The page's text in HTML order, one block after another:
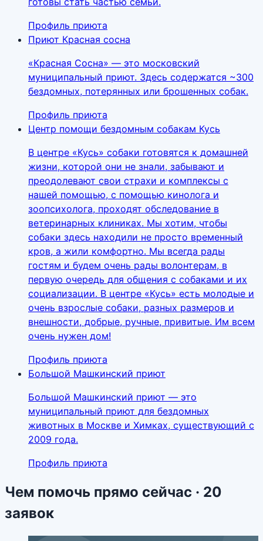
Профиль приюта
Приют Красная сосна
«Красная Сосна» — это московский
муниципальный приют. Здесь содержатся ~300
бездомных, потерянных или брошенных собак.
Профиль приюта
Центр помощи бездомным собакам Кусь
В центре «Кусь» собаки готовятся к домашней
жизни, которой они не знали, забывают и
преодолевают свои страхи и комплексы с
нашей помощью, с помощью кинолога и
зоопсихолога, проходят обследование в
ветеринарных клиниках. Мы хотим, чтобы
собаки здесь находили не просто временный
кров, а жили комфортно. Мы всегда рады
гостям и будем очень рады волонтерам, в
первую очередь для общения с собаками и их
социализации. В центре «Кусь» есть молодые и
очень взрослые собаки, разных размеров и
внешности, добрые, ручные, привитые. Им всем
очень нужен дом!
Профиль приюта
Большой Машкинский приют
Большой Машкинский приют — это
муниципальный приют для бездомных
животных в Москве и Химках, существующий с
2009 года.
Профиль приюта
Чем помочь прямо сейчас · 20
заявок